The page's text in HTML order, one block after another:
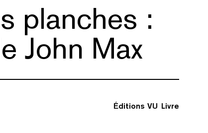
planches :
John Max
Éditions VU Livre